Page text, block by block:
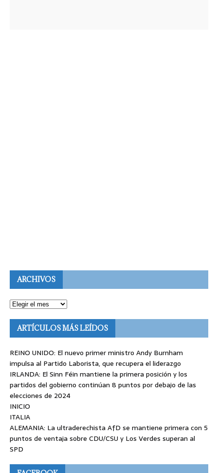
ARCHIVOS
ARTÍCULOS MÁS LEÍDOS
REINO UNIDO: El nuevo primer ministro Andy Burnham
impulsa al Partido Laborista, que recupera el liderazgo
IRLANDA: El Sinn Féin mantiene la primera posición y los
partidos del gobierno continúan 8 puntos por debajo de las
elecciones de 2024
INICIO
ITALIA
ALEMANIA: La ultraderechista AfD se mantiene primera con 5
puntos de ventaja sobre CDU/CSU y Los Verdes superan al
SPD